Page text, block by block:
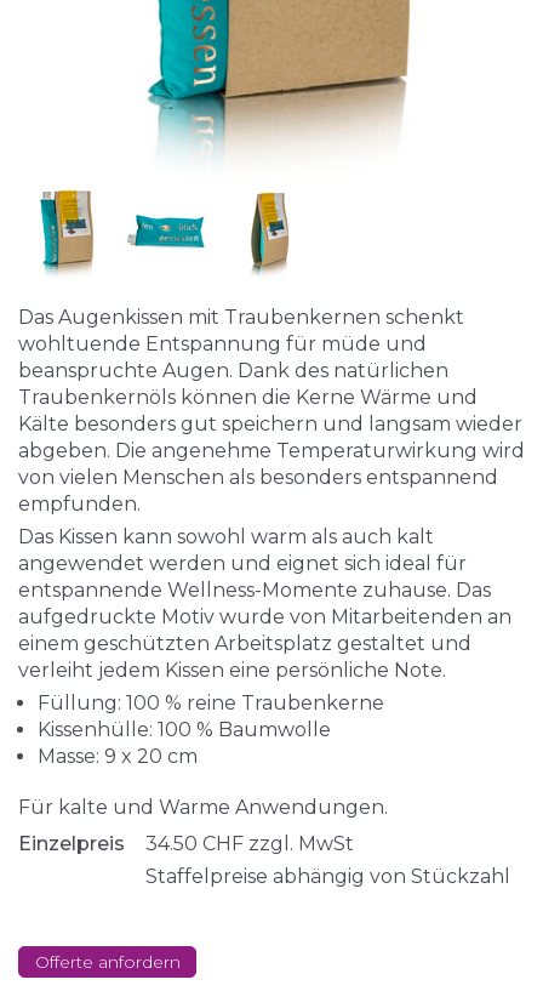
Das Augenkissen mit Traubenkernen schenkt
wohltuende Entspannung für müde und
beanspruchte Augen. Dank des natürlichen
Traubenkernöls können die Kerne Wärme und
Kälte besonders gut speichern und langsam wieder
abgeben. Die angenehme Temperaturwirkung wird
von vielen Menschen als besonders entspannend
empfunden.
Das Kissen kann sowohl warm als auch kalt
angewendet werden und eignet sich ideal für
entspannende Wellness-Momente zuhause. Das
aufgedruckte Motiv wurde von Mitarbeitenden an
einem geschützten Arbeitsplatz gestaltet und
verleiht jedem Kissen eine persönliche Note.
Füllung: 100 % reine Traubenkerne
Kissenhülle: 100 % Baumwolle
Masse: 9 x 20 cm
Für kalte und Warme Anwendungen.
Einzelpreis
34.50 CHF zzgl. MwSt
Staffelpreise abhängig von Stückzahl
Offerte anfordern